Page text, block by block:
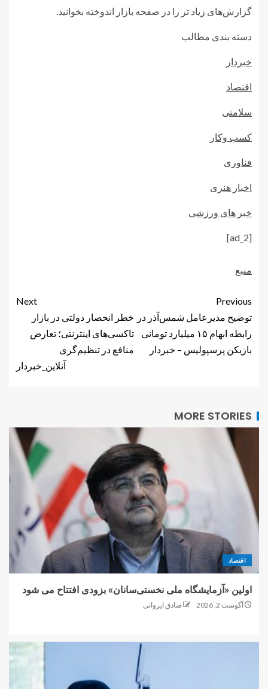
گزارش‌های زیاد تر را در صفحه بازار اندوخته بخوانید.
دسته بندی مطالب
خبردار
اقتصاد
سلامتی
کسب وکار
فناوری
اخبار هنری
خبر های ورزشی
[ad_2]
منبع
Previous
توضیح مدیرعامل شمس‌آذر در
رابطه ابهام ۱۵ میلیارد تومانی
بازیکن پرسپولیس – خبردار
Next
خطر انحصار دولتی در بازار
تاکسی‌های اینترنتی؛ تعارض
منافع در تنظیم‌گری
آنلاین_خبردار
MORE STORIES
اقتصاد
اولین «آزمایشگاه ملی نخستی‌سانان» بزودی افتتاح می شود
آگوست 2, 2026 صادق ایروانی